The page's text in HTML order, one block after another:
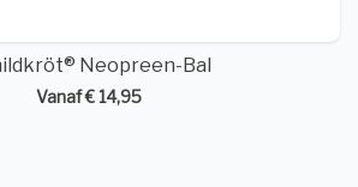
Neopreen-Bal
Vanaf € 14,95